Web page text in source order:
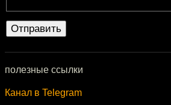
полезные ссылки
Канал в Telegram